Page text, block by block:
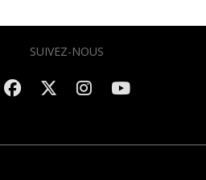
SUIVEZ-NOUS